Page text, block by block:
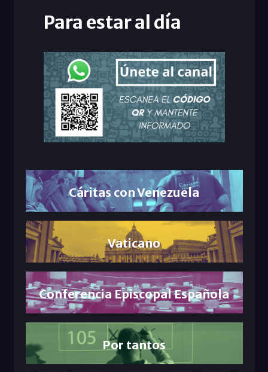
Para estar al día
Cáritas con Venezuela
Vaticano
Conferencia Episcopal Española
Por tantos